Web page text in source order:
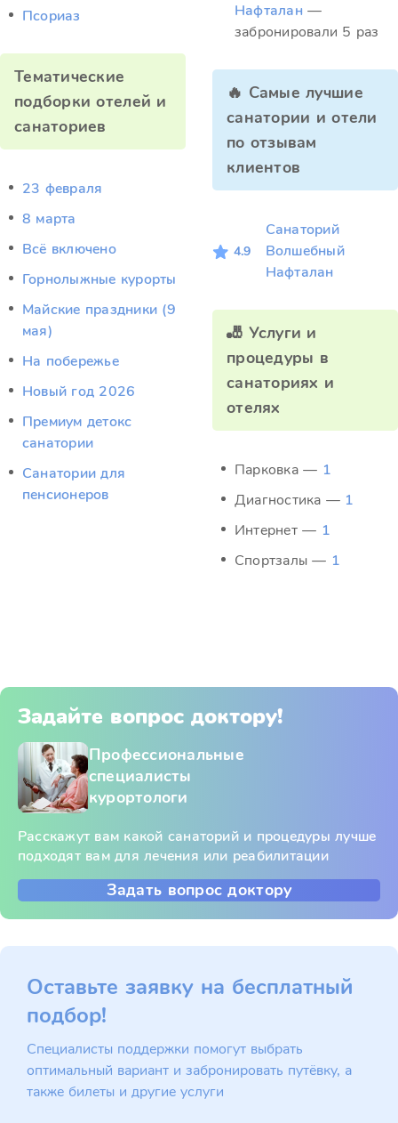
Псориаз
Тематические
подборки отелей и
санаториев
23 февраля
8 марта
Всё включено
Горнолыжные курорты
Майские праздники (9
мая)
На побережье
Новый год 2026
Премиум детокс
санатории
Санатории для
пенсионеров
Нафталан —
забронировали 5 раз
🔥 Самые лучшие
санатории и отели
по отзывам
клиентов
4.9
Санаторий
Волшебный
Нафталан
🎳 Услуги и
процедуры в
санаториях и
отелях
Парковка — 1
Диагностика — 1
Интернет — 1
Спортзалы — 1
Задайте вопрос доктору!
Профессиональные
специалисты
курортологи
Расскажут вам какой санаторий и процедуры лучше
подходят вам для лечения или реабилитации
Задать вопрос доктору
Оставьте заявку на бесплатный
подбор!
Специалисты поддержки помогут выбрать
оптимальный вариант и забронировать путёвку, а
также билеты и другие услуги